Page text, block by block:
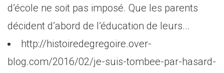
d’école ne soit pas imposé. Que les parents
décident d’abord de l’éducation de leurs...
http://histoiredegregoire.over-
blog.com/2016/02/je-suis-tombee-par-hasard-